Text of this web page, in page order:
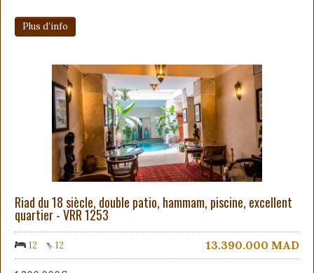
Plus d’info
Riad du 18 siècle, double patio, hammam, piscine, excellent
quartier - VRR 1253
12 12 13.390.000 MAD